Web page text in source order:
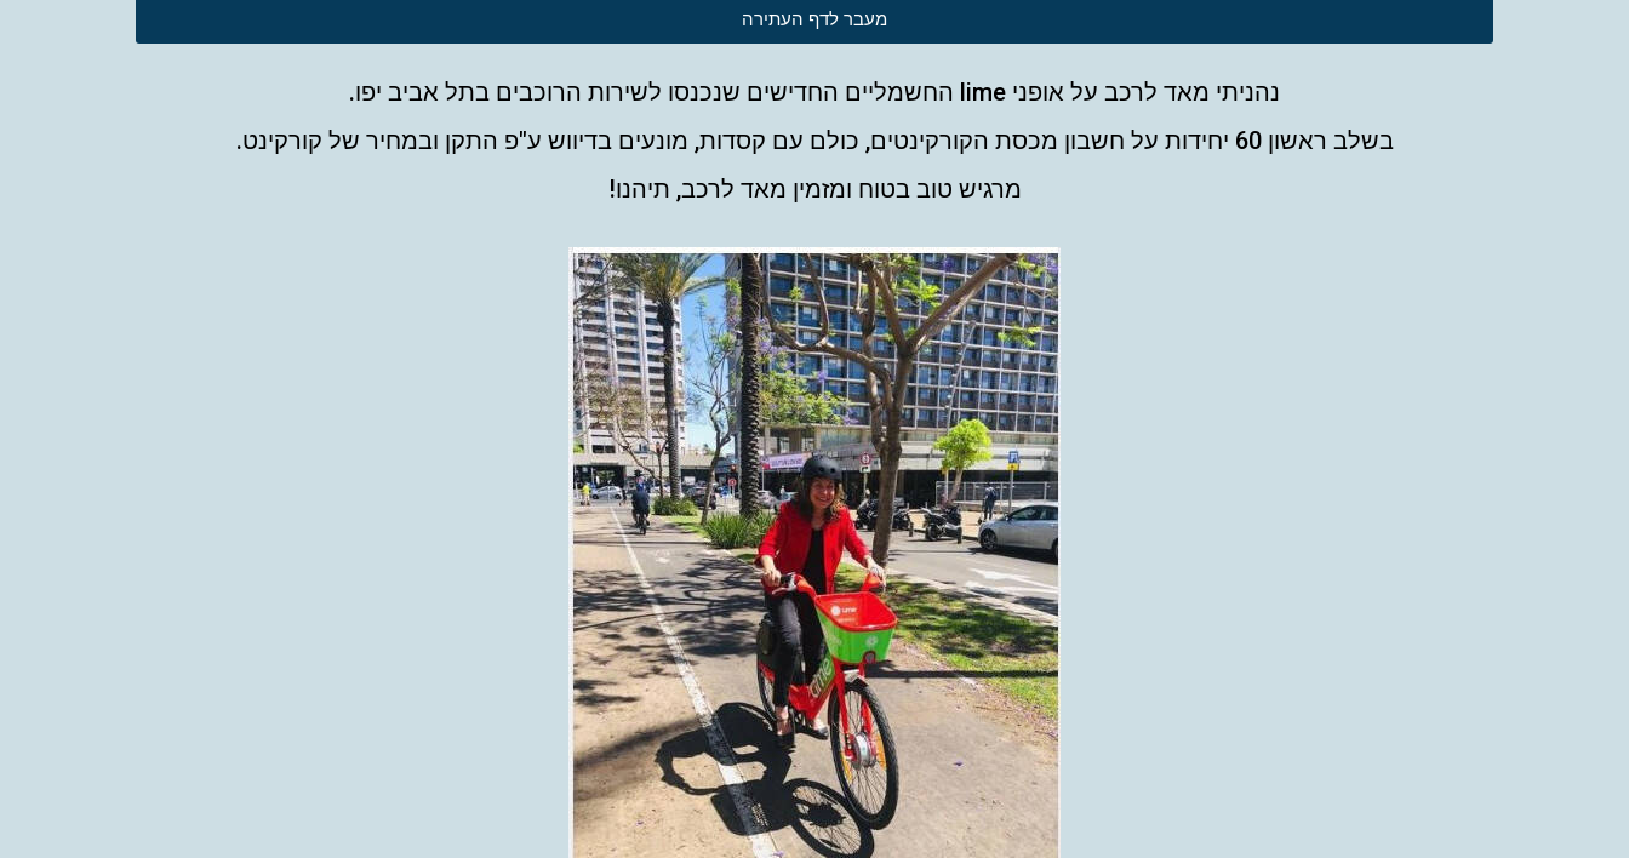
מעבר לדף העתירה
נהניתי מאד לרכב על אופני lime החשמליים החדישים שנכנסו לשירות הרוכבים בתל אביב יפו.
בשלב ראשון 60 יחידות על חשבון מכסת הקורקינטים, כולם עם קסדות, מונעים בדיווש ע"פ התקן ובמחיר של קורקינט.
מרגיש טוב בטוח ומזמין מאד לרכב, תיהנו!